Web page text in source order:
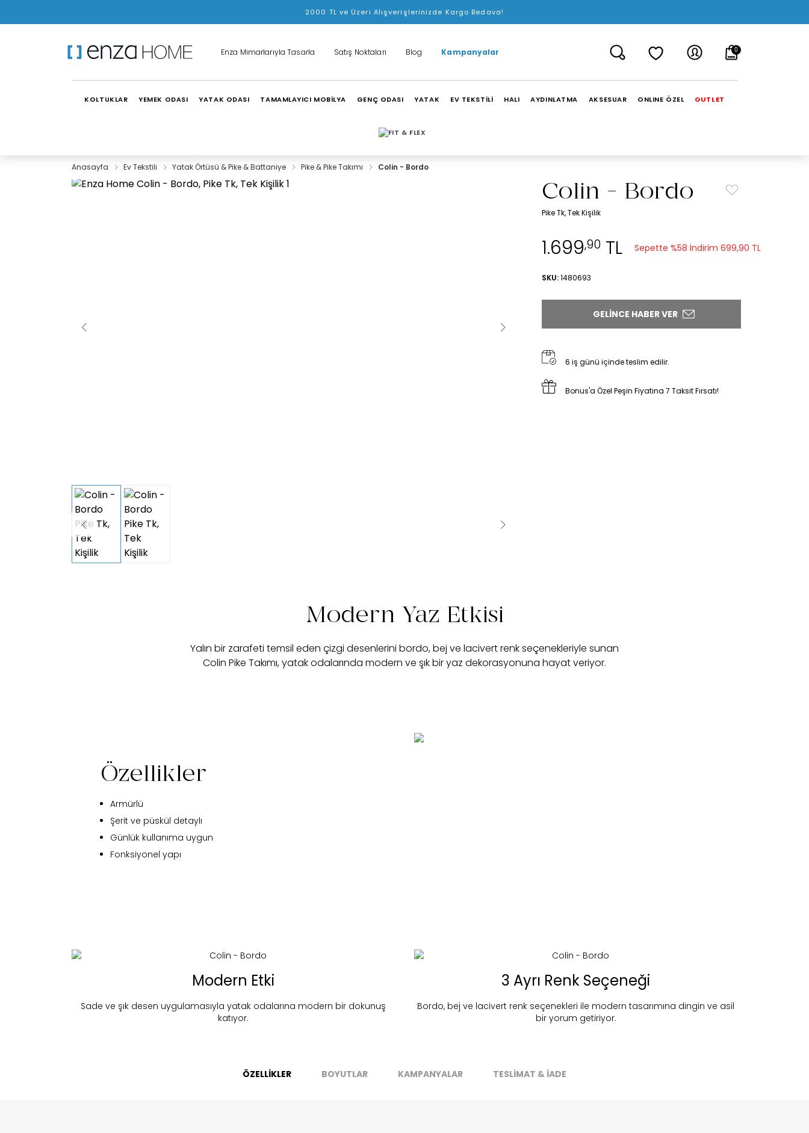
2000 TL ve Üzeri Alışverişlerinizde Kargo Bedava!
Enza Mimarlarıyla Tasarla Satış Noktaları Blog Kampanyalar 0
KOLTUKLAR YEMEK ODASI YATAK ODASI TAMAMLAYICI MOBİLYA GENÇ ODASI YATAK EV TEKSTİLİ HALI AYDINLATMA AKSESUAR ONLINE ÖZEL OUTLET
Anasayfa Ev Tekstili Yatak Örtüsü & Pike & Battaniye Pike & Pike Takımı Colin - Bordo
Colin - Bordo
Pike Tk, Tek Kişilik
1.699,90TL Sepette %58 İndirim 699,90 TL
SKU: 1480693
GELINCE HABER VER
6 iş günü içinde teslim edilir.
Bonus'a Özel Peşin Fiyatına 7 Taksit Fırsatı!
Find in Store Colin - Bordo
Modern Yaz Etkisi
Yalın bir zarafeti temsil eden çizgi desenlerini bordo, bej ve lacivert renk seçenekleriyle sunan
Colin Pike Takımı, yatak odalarında modern ve şık bir yaz dekorasyonuna hayat veriyor.
Özellikler
Armürlü
Şerit ve püskül detaylı
Günlük kullanıma uygun
Fonksiyonel yapı
Modern Etki
Sade ve şık desen uygulamasıyla yatak odalarına modern bir dokunuş
katıyor.
3 Ayrı Renk Seçeneği
Bordo, bej ve lacivert renk seçenekleri ile modern tasarımına dingin ve asil
bir yorum getiriyor.
ÖZELLİKLER BOYUTLAR KAMPANYALAR TESLİMAT & İADE